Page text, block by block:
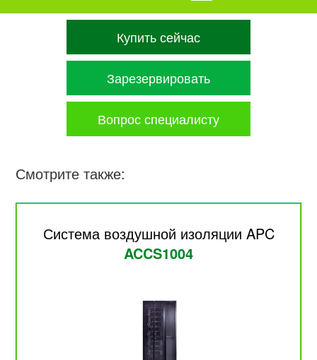
Купить сейчас
Зарезервировать
Вопрос специалисту
Смотрите также:
Система воздушной изоляции APC
ACCS1004